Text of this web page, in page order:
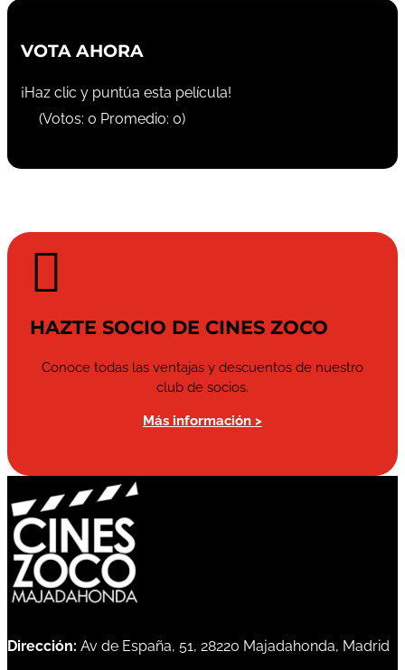
VOTA AHORA
¡Haz clic y puntúa esta película!
(Votos: 0 Promedio: 0)

HAZTE SOCIO DE CINES ZOCO
Conoce todas las ventajas y descuentos de nuestro
club de socios.
Más información >
Dirección: Av de España, 51, 28220 Majadahonda, Madrid